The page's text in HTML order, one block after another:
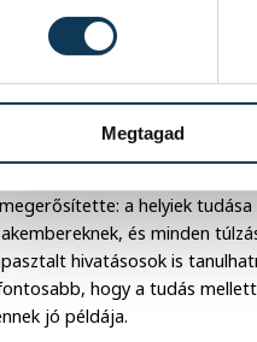
Megtagad
Sziránszki Klaudia
a helyiek
és minden
hivatásosok is
hogy a tudás
jó példája.